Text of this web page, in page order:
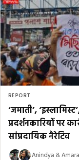
REPORT
‘जमाती’,
प्रदर्शनकारियों पर
सांप्रदायिक नैरेटिव
Anindya &